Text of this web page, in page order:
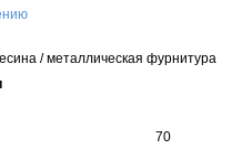
/ металлическая фурнитура
70